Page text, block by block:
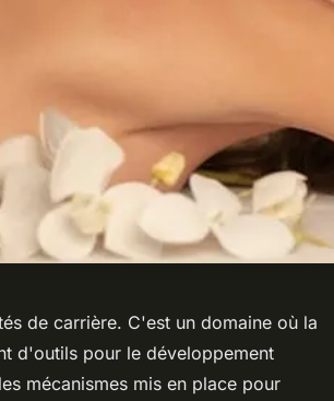
de carrière. C'est un domaine où la
d'outils pour le développement
mécanismes mis en place pour